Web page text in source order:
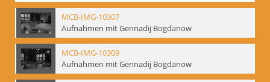
MCB-IMG-10307
Aufnahmen mit Gennadij Bogdanow
MCB-IMG-10309
Aufnahmen mit Gennadij Bogdanow